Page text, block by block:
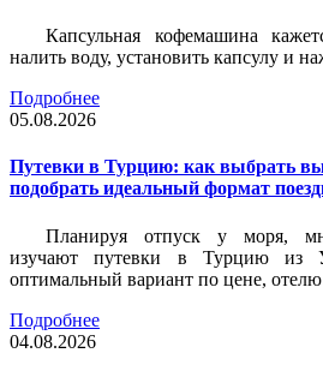
Капсульная кофемашина
налить воду, установить капсулу и
Подробнее
05.08.2026
Путевки в Турцию: как выбрать
подобрать идеальный формат
Планируя отпуск у моря,
изучают путевки в Турцию из
оптимальный вариант по цене,
Подробнее
04.08.2026